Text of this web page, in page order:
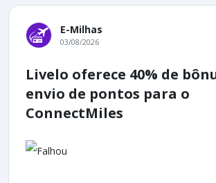
E-Milhas
03/08/2026
Livelo oferece 40% de
envio de pontos para o
ConnectMiles